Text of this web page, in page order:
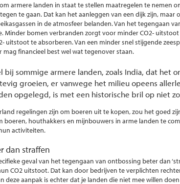
armere landen in staat te stellen maatregelen te nemen
te gaan. Dat kan het aanleggen van een dijk zijn,
in de atmosfeer belanden. Van het tegengaan
Minder bomen verbranden zorgt voor minder CO2-
uitstoot te absorberen. Van een minder snel stijgende
mag financieel best wel wat tegenover staan.
bij sommige armere landen, zoals India, dat het
groeien, er vanwege het milieu opeens
opgelegd, is met een historische bril op niet
regelingen zijn om boeren uit te kopen, zou het goed
boeren, houthakkers en mijnbouwers in arme landen te
activiteiten.
dan straffen
geval van het tegengaan van ontbossing beter dan
CO2 uitstoot. Dat kan door bedrijven te verplichten
deze aanpak is echter dat je landen die niet mee willen